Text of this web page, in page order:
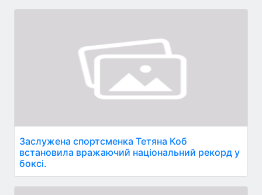
Заслужена спортсменка Тетяна Коб
встановила вражаючий національний рекорд у
боксі.